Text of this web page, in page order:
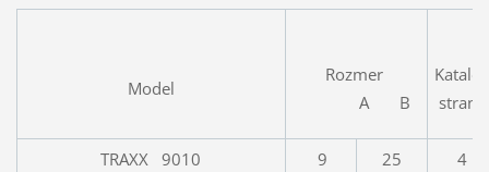
Model
Rozmer
A B
Katalóg
strana
TRAXX 9010 9 25
4